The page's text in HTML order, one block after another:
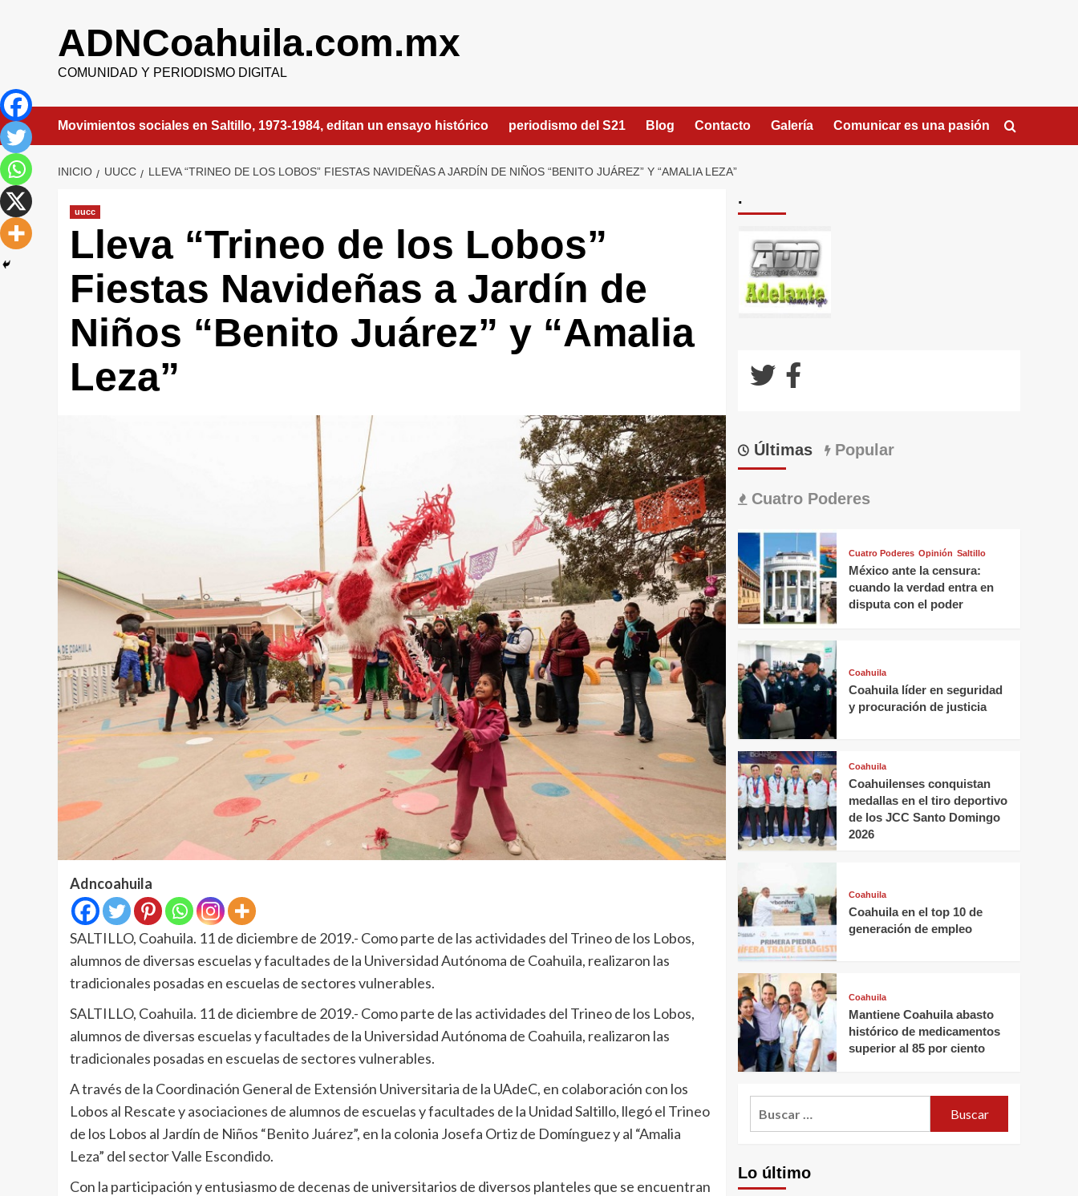
ADNCoahuila.com.mx
COMUNIDAD Y PERIODISMO DIGITAL
Movimientos sociales en Saltillo, 1973-1984, editan un ensayo histórico periodismo del S21 Blog Contacto Galería Comunicar es una pasión
INICIO UUCC LLEVA “TRINEO DE LOS LOBOS” FIESTAS NAVIDEÑAS A JARDÍN DE NIÑOS “BENITO JUÁREZ” Y “AMALIA LEZA”
uucc
Lleva “Trineo de los Lobos”
Fiestas Navideñas a Jardín de
Niños “Benito Juárez” y “Amalia
Leza”
Adncoahuila
SALTILLO, Coahuila. 11 de diciembre de 2019.- Como parte de las actividades del Trineo de los Lobos,
alumnos de diversas escuelas y facultades de la Universidad Autónoma de Coahuila, realizaron las
tradicionales posadas en escuelas de sectores vulnerables.
SALTILLO, Coahuila. 11 de diciembre de 2019.- Como parte de las actividades del Trineo de los Lobos,
alumnos de diversas escuelas y facultades de la Universidad Autónoma de Coahuila, realizaron las
tradicionales posadas en escuelas de sectores vulnerables.
A través de la Coordinación General de Extensión Universitaria de la UAdeC, en colaboración con los
Lobos al Rescate y asociaciones de alumnos de escuelas y facultades de la Unidad Saltillo, llegó el Trineo
de los Lobos al Jardín de Niños “Benito Juárez”, en la colonia Josefa Ortiz de Domínguez y al “Amalia
Leza” del sector Valle Escondido.
Con la participación y entusiasmo de decenas de universitarios de diversos planteles que se encuentran
.
Últimas Popular
Cuatro Poderes
Cuatro Poderes Opinión Saltillo
México ante la censura:
cuando la verdad entra en
disputa con el poder
Coahuila
Coahuila líder en seguridad
y procuración de justicia
Coahuila
Coahuilenses conquistan
medallas en el tiro deportivo
de los JCC Santo Domingo
2026
Coahuila
Coahuila en el top 10 de
generación de empleo
Coahuila
Mantiene Coahuila abasto
histórico de medicamentos
superior al 85 por ciento
Lo último